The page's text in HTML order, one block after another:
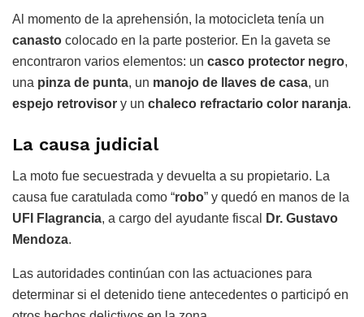
Al momento de la aprehensión, la motocicleta tenía un
canasto colocado en la parte posterior. En la gaveta se
encontraron varios elementos: un casco protector negro,
una pinza de punta, un manojo de llaves de casa, un
espejo retrovisor y un chaleco refractario color naranja.
La causa judicial
La moto fue secuestrada y devuelta a su propietario. La
causa fue caratulada como “robo” y quedó en manos de la
UFI Flagrancia, a cargo del ayudante fiscal
Dr. Gustavo
Mendoza.
Las autoridades continúan con las actuaciones para
determinar si el detenido tiene antecedentes o participó en